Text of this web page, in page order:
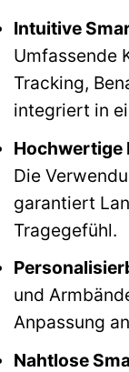
Intuitive
Umfassende
Tracking,
integriert in
Hochwertige
Die
garantiert
Tragegefühl.
und
Anpassung
Nahtlose